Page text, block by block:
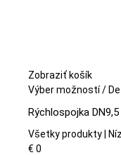
Zobraziť košík
Výber možností
má
/
Rýchlospojka
Všetky produkty |
€ 0